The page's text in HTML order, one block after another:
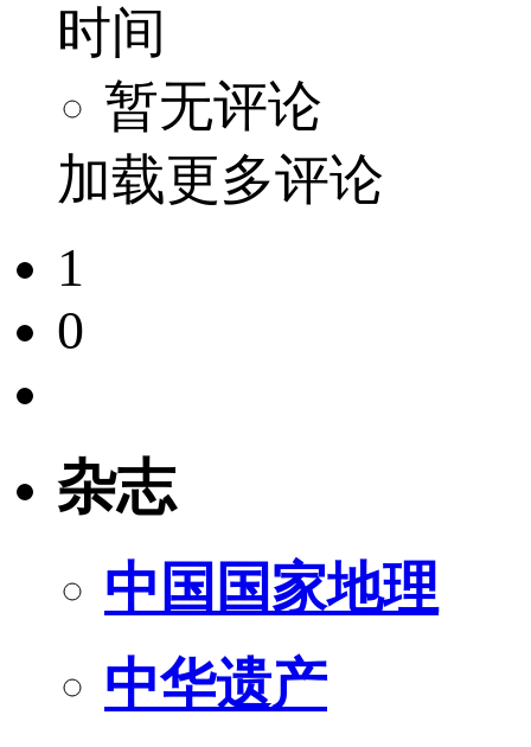
时间
暂无评论
加载更多评论
1
0
杂志
中国国家地理
中华遗产